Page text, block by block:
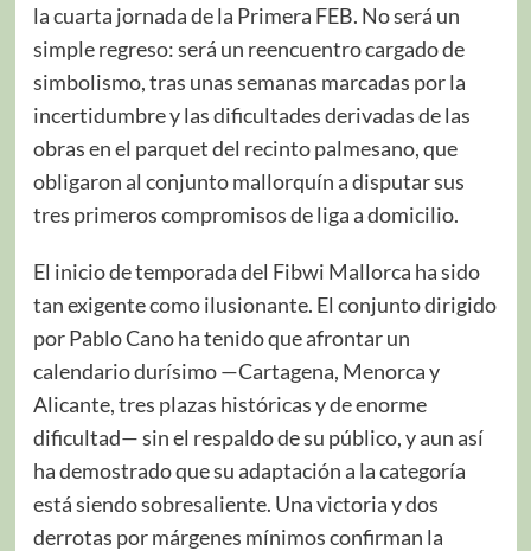
la cuarta jornada de la Primera FEB. No será un
simple regreso: será un reencuentro cargado de
simbolismo, tras unas semanas marcadas por la
incertidumbre y las dificultades derivadas de las
obras en el parquet del recinto palmesano, que
obligaron al conjunto mallorquín a disputar sus
tres primeros compromisos de liga a domicilio.
El inicio de temporada del Fibwi Mallorca ha sido
tan exigente como ilusionante. El conjunto dirigido
por Pablo Cano ha tenido que afrontar un
calendario durísimo —Cartagena, Menorca y
Alicante, tres plazas históricas y de enorme
dificultad— sin el respaldo de su público, y aun así
ha demostrado que su adaptación a la categoría
está siendo sobresaliente. Una victoria y dos
derrotas por márgenes mínimos confirman la